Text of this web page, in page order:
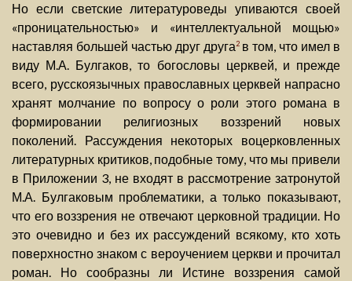
Но если светские литературоведы упиваются своей
«проницательностью» и «интеллектуальной мощью»
наставляя большей частью друг друга2в том, что имел в
виду М.А. Булгаков, то богословы церквей, и прежде
всего, русскоязычных православных церквей напрасно
хранят молчание по вопросу о роли этого романа в
формировании религиозных воззрений новых
поколений. Рассуждения некоторых воцерковленных
литературных критиков, подобные тому, что мы привели
в Приложении 3, не входят в рассмотрение затронутой
М.А. Булгаковым проблематики, а только показывают,
что его воззрения не отвечают церковной традиции. Но
это очевидно и без их рассуждений всякому, кто хоть
поверхностно знаком с вероучением церкви и прочитал
роман. Но сообразны ли Истине воззрения самой